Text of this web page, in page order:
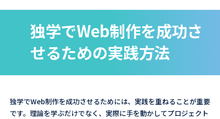
独学でWeb制作を成功さ
せるための実践方法
独学でWeb制作を成功させるためには、実践を重ねることが重要
です。理論を学ぶだけでなく、実際に手を動かしてプロジェクト